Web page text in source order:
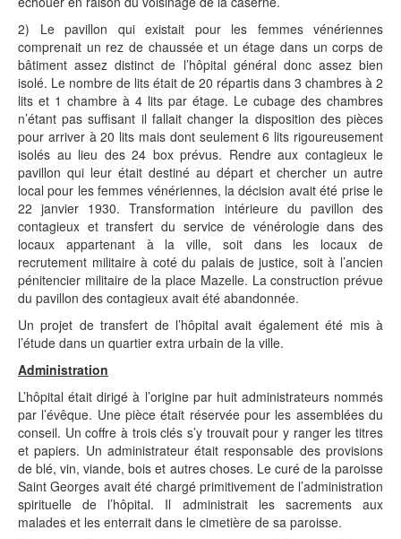
2) Le pavillon qui existait pour les femmes vénériennes
comprenait un rez de chaussée et un étage dans un corps de
bâtiment assez distinct de l’hôpital général donc assez bien
isolé. Le nombre de lits était de 20 répartis dans 3 chambres à 2
lits et 1 chambre à 4 lits par étage. Le cubage des chambres
n’étant pas suffisant il fallait changer la disposition des pièces
pour arriver à 20 lits mais dont seulement 6 lits rigoureusement
isolés au lieu des 24 box prévus. Rendre aux contagieux le
pavillon qui leur était destiné au départ et chercher un autre
local pour les femmes vénériennes, la décision avait été prise le
22 janvier 1930. Transformation intérieure du pavillon des
contagieux et transfert du service de vénérologie dans des
locaux appartenant à la ville, soit dans les locaux de
recrutement militaire à coté du palais de justice, soit à l’ancien
pénitencier militaire de la place Mazelle. La construction prévue
du pavillon des contagieux avait été abandonnée.
Un projet de transfert de l’hôpital avait également été mis à
l’étude dans un quartier extra urbain de la ville.
Administration
L’hôpital était dirigé à l’origine par huit administrateurs nommés
par l’évêque. Une pièce était réservée pour les assemblées du
conseil. Un coffre à trois clés s’y trouvait pour y ranger les titres
et papiers. Un administrateur était responsable des provisions
de blé, vin, viande, bois et autres choses. Le curé de la paroisse
Saint Georges avait été chargé primitivement de l’administration
spirituelle de l’hôpital. Il administrait les sacrements aux
malades et les enterrait dans le cimetière de sa paroisse.